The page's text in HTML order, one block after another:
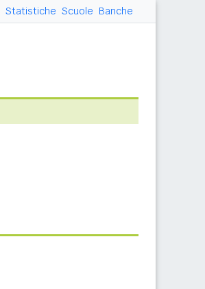
Statistiche Scuole Banche